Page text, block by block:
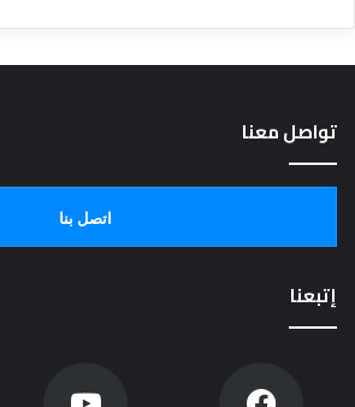
تواصل معنا
اتصل بنا
إتبعنا